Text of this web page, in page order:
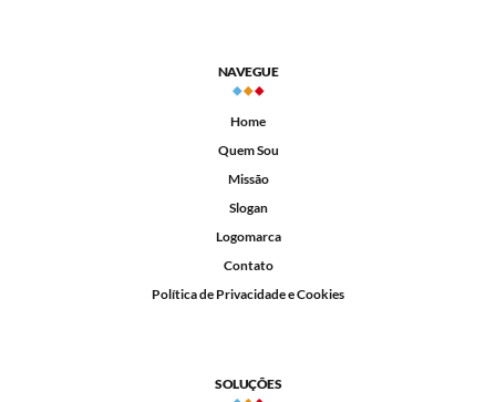
NAVEGUE
Home
Quem Sou
Missão
Slogan
Logomarca
Contato
Política de Privacidade e Cookies
SOLUÇÕES